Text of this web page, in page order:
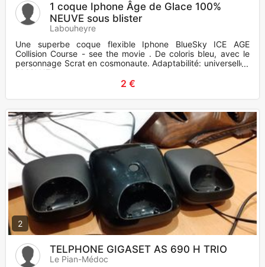
1 coque Iphone Âge de Glace 100%
NEUVE sous blister
Labouheyre
Une superbe coque flexible Iphone BlueSky ICE AGE
Collision Course - see the movie . De coloris bleu, avec le
personnage Scrat en cosmonaute. Adaptabilité: universelle .
100% NEU
2 €
2
TELPHONE GIGASET AS 690 H TRIO
Le Pian-Médoc